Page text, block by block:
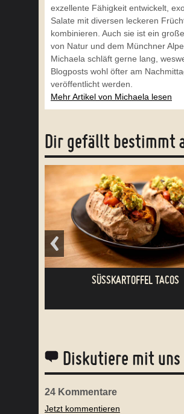
exzellente Fähigkeit entwickelt,
Salate mit diversen leckeren
kombinieren. Auch sie ist ein
von Natur und dem Münchner
Michaela schläft gerne lang,
Blogposts wohl öfter am
veröffentlicht werden.
Mehr Artikel von Michaela lesen
Dir gefällt bestimmt
SÜSSKARTOFFEL TACOS
Diskutiere mit uns
24 Kommentare
Jetzt kommentieren